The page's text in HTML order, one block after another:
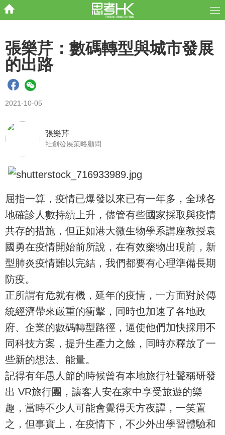
張樂芹：數碼轉型與城市發展
的出路
2021-10-05
張樂芹
社創發展策略顧問
屈指一算，疫情已爆發以來已有一年多，全球各
地確診人數持續上升，儘管有些國家採取與疫情
共存的措施，但正如港大微生物學系講座教授袁
國勇在疫情開始前所說，在有效藥物出現前，新
型肺炎疫情難以完結，我們都要有心理準備長期
防疫。
正所謂有危就有機，延年的疫情，一方面對於傳
統經濟帶來嚴重的衝擊，同時也加速了各地政
府、企業的數碼轉型路徑，逼使他們加快採用不
同科技方案，提升生產力之餘，同時亦釋放了一
些新的想法、能量。
記得有年愚人節的時候曾有本地旅行社聲稱研發
出 VR旅行團，讓客人安在家中享受旅遊的樂
趣，當時不少人可能會覺得天方夜譚，一笑置
之，但事實上，在疫情下，不少外出學習體驗和